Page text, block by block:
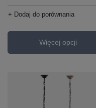
+ Dodaj do porównania
Więcej opcji